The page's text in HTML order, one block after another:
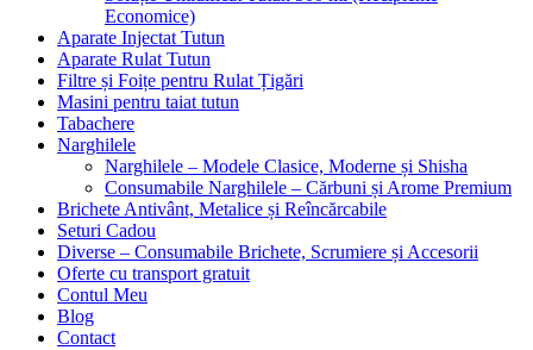
Economice)
Aparate Injectat Tutun
Aparate Rulat Tutun
Filtre și Foițe pentru Rulat Țigări
Masini pentru taiat tutun
Tabachere
Narghilele
Narghilele – Modele Clasice, Moderne și Shisha
Consumabile Narghilele – Cărbuni și Arome Premium
Brichete Antivânt, Metalice și Reîncărcabile
Seturi Cadou
Diverse – Consumabile Brichete, Scrumiere și Accesorii
Oferte cu transport gratuit
Contul Meu
Blog
Contact